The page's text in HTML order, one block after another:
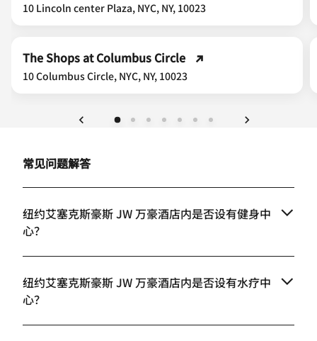
10 Lincoln center Plaza, NYC, NY, 10023
The Shops at Columbus Circle
10 Columbus Circle, NYC, NY, 10023
常见问题解答
纽约艾塞克斯豪斯 JW 万豪酒店内是否设有健身中
心？
纽约艾塞克斯豪斯 JW 万豪酒店内是否设有水疗中
心？